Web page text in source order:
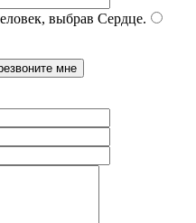
выбрав Сердце.